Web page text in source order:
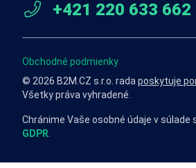
+421 220 633 662
Obchodné podmienky
© 2026 B2M.CZ s.r.o. rada poskytuje
Všetky práva vyhradené.
Chránime Vaše osobné údaje v súlade
GDPR